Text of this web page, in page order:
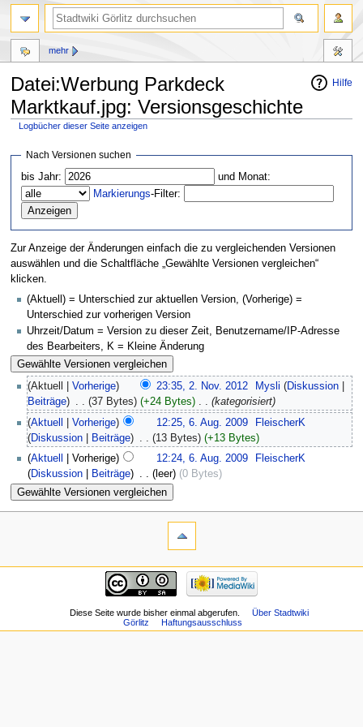
Hilfe
Datei:Werbung Parkdeck
Marktkauf.jpg: Versionsgeschichte
Logbücher dieser Seite anzeigen
springen
springen
Nach Versionen suchen
bis Jahr:
und Monat:
Markierungs-Filter:
Zur Anzeige der Änderungen einfach die zu vergleichenden Versionen
auswählen und die Schaltfläche „Gewählte Versionen vergleichen“
klicken.
(Aktuell) = Unterschied zur aktuellen Version, (Vorherige) =
Unterschied zur vorherigen Version
Uhrzeit/Datum = Version zu dieser Zeit, Benutzername/IP-Adresse
des Bearbeiters, K = Kleine Änderung
(Aktuell | Vorherige) 23:35, 2. Nov. 2012 Mysli (Diskussion
Beiträge) . . (37 Bytes) (+24 Bytes)‎ . . (kategorisiert)
(Aktuell Vorherige) 12:25, 6. Aug. 2009
FleischerK
(Diskussion Beiträge) (13 Bytes) (+13 Bytes)
(Aktuell | Vorherige) 12:24, 6. Aug. 2009
FleischerK
(Diskussion Beiträge) . . (leer) (0 Bytes)
mehr
Diese Seite wurde bisher einmal abgerufen.
Über Stadtwiki
Görlitz
Haftungsausschluss